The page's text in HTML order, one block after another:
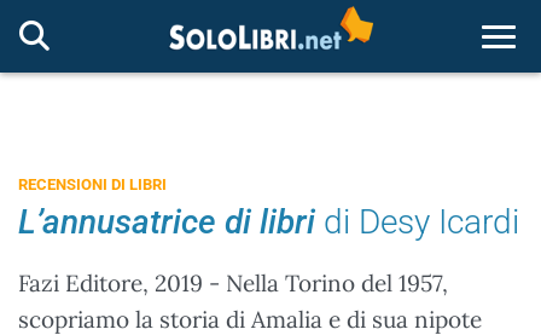
RECENSIONI DI LIBRI
L’annusatrice di libri di Desy Icardi
Fazi Editore, 2019 - Nella Torino del 1957,
scopriamo la storia di Amalia e di sua nipote